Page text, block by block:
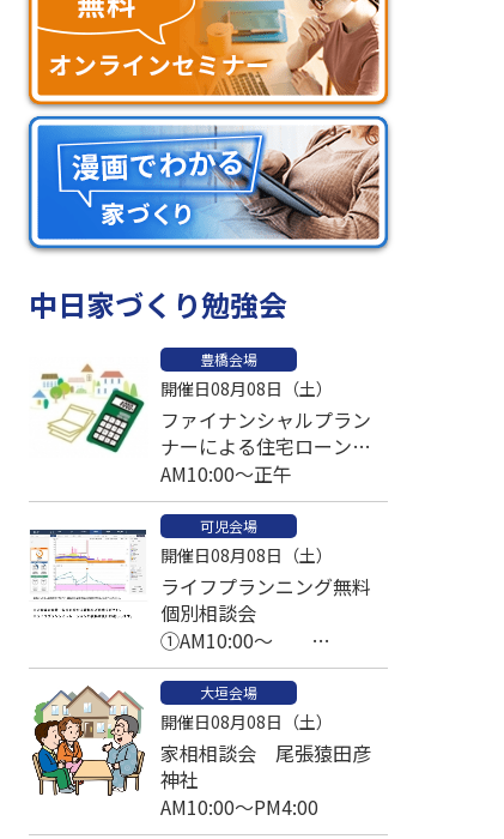
中日家づくり勉強会
豊橋会場
開催日08月08日（土）
ファイナンシャルプラン
ナーによる住宅ローン比
較個別相談会
AM10:00～正午
可児会場
開催日08月08日（土）
ライフプランニング無料
個別相談会
①AM10:00～
②PM1:00～予約済
③PM2:30～
大垣会場
開催日08月08日（土）
家相相談会 尾張猿田彦
神社
AM10:00～PM4:00